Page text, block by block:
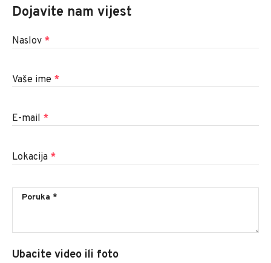
Dojavite nam vijest
Naslov *
Vaše ime *
E-mail *
Lokacija *
Ubacite video ili foto